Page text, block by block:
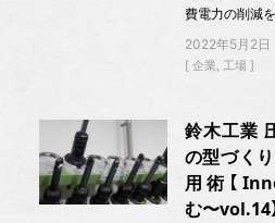
費電力の削減
2022年5月2日
企業 工場
鈴木工業
の型づく
用術【
む〜vol.14】